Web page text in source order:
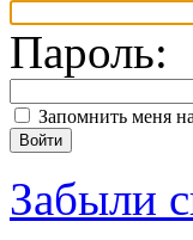
Пароль:
Запомнить меня
Забыли